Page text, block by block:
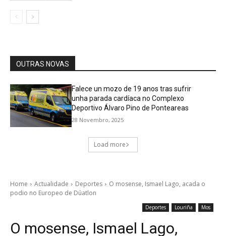
OUTRAS NOVAS
Falece un mozo de 19 anos tras sufrir
unha parada cardíaca no Complexo
Deportivo Álvaro Pino de Ponteareas
28 Novembro, 2025
Load more